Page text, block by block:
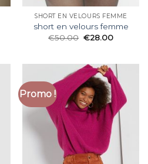
SHORT EN VELOURS FEMME
short en velours femme
€50.00 €28.00
Promo !